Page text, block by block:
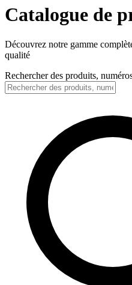
Catalogue de
Découvrez notre gamme
qualité
Rechercher des produits,